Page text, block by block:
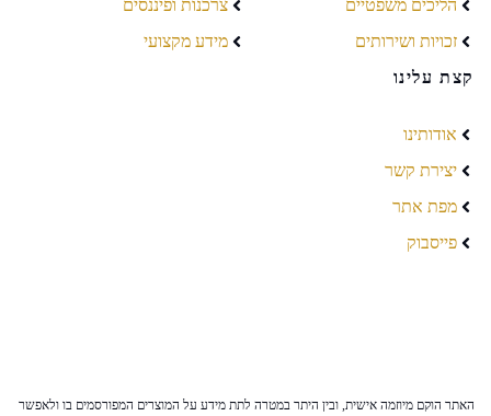
הליכים משפטיים
זכויות ושירותים
צרכנות ופיננסים
מידע מקצועי
קצת עלינו
אודותינו
יצירת קשר
מפת אתר
פייסבוק
האתר הוקם מיוזמה אישית, ובין היתר במטרה לתת מידע על המוצרים המפורסמים בו ולאפשר